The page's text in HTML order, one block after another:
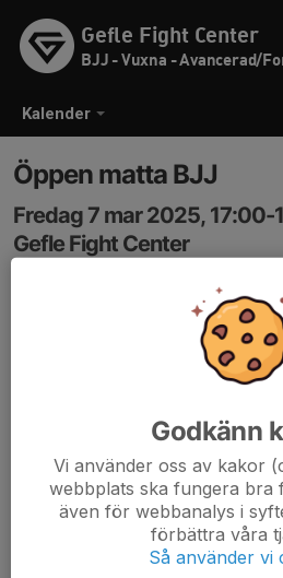
Kalender
Gefle Fight Center
BJJ - Vuxna - Avancerad/
Öppen matta BJJ
Fredag 7 mar 2025, 17:00-
Gefle Fight Center
Godkänn
Vi använder oss av kakor
webbplats ska fungera bra
även för webbanalys i
förbättra våra
Så använder vi